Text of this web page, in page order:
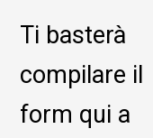
Ti basterà
compilare il
form qui a